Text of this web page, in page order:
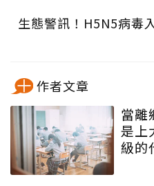
生態警訊！H5N5病毒
作者文章
當離
是上
級的